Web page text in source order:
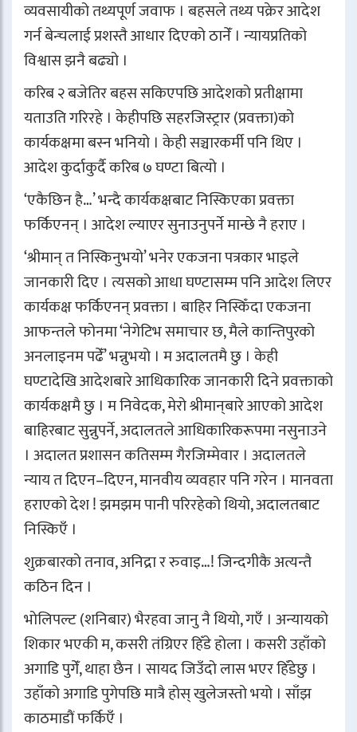
व्यवसायीको तथ्यपूर्ण जवाफ । बहसले तथ्य पक्रेर आदेश
गर्न बेन्चलाई प्रशस्तै आधार दिएको ठानेँ । न्यायप्रतिको
विश्वास झनै बढ्यो ।
करिब २ बजेतिर बहस सकिएपछि आदेशको प्रतीक्षामा
यताउति गरिरहे । केहीपछि सहरजिस्ट्रार (प्रवक्ता)को
कार्यकक्षमा बस्न भनियो । केही सञ्चारकर्मी पनि थिए ।
आदेश कुर्दाकुर्दै करिब ७ घण्टा बित्यो ।
‘एकैछिन है…’ भन्दै कार्यकक्षबाट निस्किएका प्रवक्ता
फर्किएनन् । आदेश ल्याएर सुनाउनुपर्ने मान्छे नै हराए ।
‘श्रीमान् त निस्किनुभयो’ भनेर एकजना पत्रकार भाइले
जानकारी दिए । त्यसको आधा घण्टासम्म पनि आदेश लिएर
कार्यकक्ष फर्किएनन् प्रवक्ता । बाहिर निस्किँदा एकजना
आफन्तले फोनमा ‘नेगेटिभ समाचार छ, मैले कान्तिपुरको
अनलाइनम पढेँ’ भन्नुभयो । म अदालतमै छु । केही
घण्टादेखि आदेशबारे आधिकारिक जानकारी दिने प्रवक्ताको
कार्यकक्षमै छु । म निवेदक, मेरो श्रीमान्‌बारे आएको आदेश
बाहिरबाट सुन्नुपर्ने, अदालतले आधिकारिकरूपमा नसुनाउने
। अदालत प्रशासन कतिसम्म गैरजिम्मेवार । अदालतले
न्याय त दिएन–दिएन, मानवीय व्यवहार पनि गरेन । मानवता
हराएको देश ! झमझम पानी परिरहेको थियो, अदालतबाट
निस्किएँ ।
शुक्रबारको तनाव, अनिद्रा र रुवाइ…! जिन्दगीकै अत्यन्तै
कठिन दिन ।
भोलिपल्ट (शनिबार) भैरहवा जानु नै थियो, गएँ । अन्यायको
शिकार भएकी म, कसरी तंग्रिएर हिँडे होला । कसरी उहाँको
अगाडि पुगेँ, थाहा छैन । सायद जिउँदो लास भएर हिँडेछु ।
उहाँको अगाडि पुगेपछि मात्रै होस् खुलेजस्तो भयो । साँझ
काठमाडौं फर्किएँ ।